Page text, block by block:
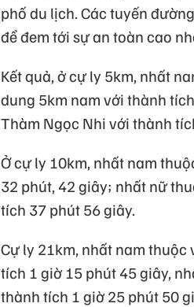
phố du lịch. Các tuyến
để đem tới sự an toàn cao
Kết quả, ở cự ly 5km, nhất
dung 5km nam với thành
Thàm Ngọc Nhi với thành
Ở cự ly 10km, nhất nam
32 phút, 42 giây; nhất nữ
tích 37 phút 56 giây.
Cự ly 21km, nhất nam
tích 1 giờ 15 phút 45 giây,
thành tích 1 giờ 25 phút 50